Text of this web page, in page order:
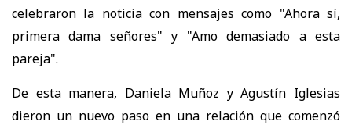
celebraron la noticia con mensajes como "Ahora sí,
primera dama señores" y "Amo demasiado a esta
pareja".
De esta manera, Daniela Muñoz y Agustín Iglesias
dieron un nuevo paso en una relación que comenzó